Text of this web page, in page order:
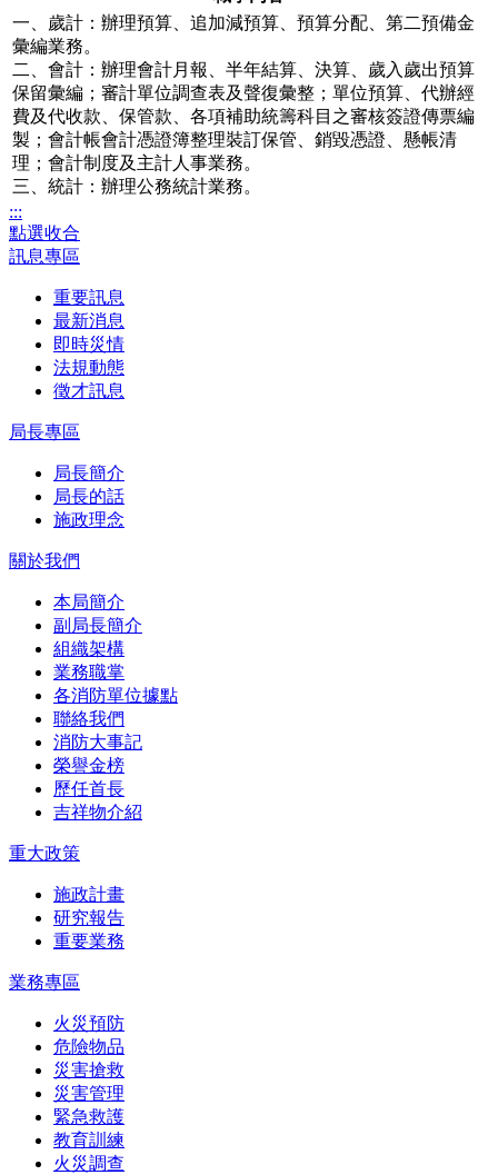
一、歲計：辦理預算、追加減預算、預算分配、第二預備金
彙編業務。
二、會計：辦理會計月報、半年結算、決算、歲入歲出預算
保留彙編；審計單位調查表及聲復彙整；單位預算、代辦經
費及代收款、保管款、各項補助統籌科目之審核簽證傳票編
製；會計帳會計憑證簿整理裝訂保管、銷毀憑證、懸帳清
理；會計制度及主計人事業務。
三、統計：辦理公務統計業務。
:::
點選收合
訊息專區
重要訊息
最新消息
即時災情
法規動態
徵才訊息
局長專區
局長簡介
局長的話
施政理念
關於我們
本局簡介
副局長簡介
組織架構
業務職掌
各消防單位據點
聯絡我們
消防大事記
榮譽金榜
歷任首長
吉祥物介紹
重大政策
施政計畫
研究報告
重要業務
業務專區
火災預防
危險物品
災害搶救
災害管理
緊急救護
教育訓練
火災調查